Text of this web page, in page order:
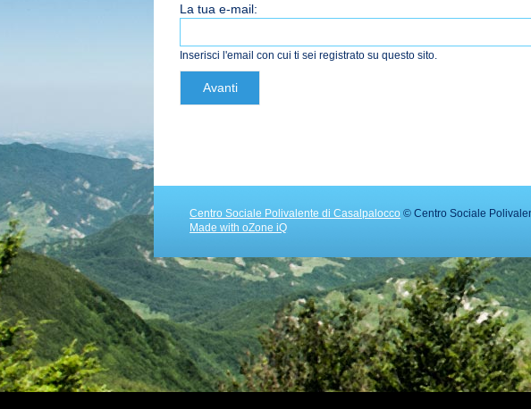
La tua e-mail:
Inserisci l'email con cui ti sei registrato su questo sito.
Avanti
Centro Sociale Polivalente di Casalpalocco © Centro Sociale
Made with oZone iQ